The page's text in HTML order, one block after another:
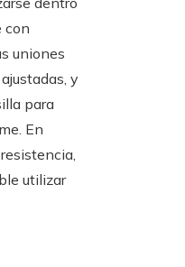
con
uniones
y
para
En
utilizar